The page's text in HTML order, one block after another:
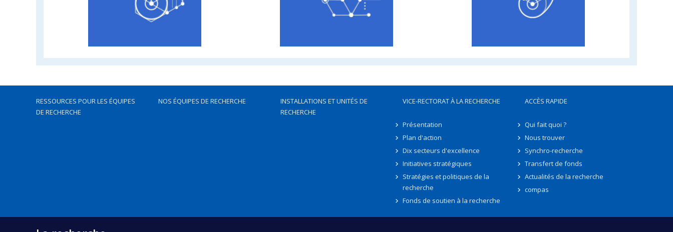
RESSOURCES POUR LES ÉQUIPES
DE RECHERCHE
NOS ÉQUIPES DE RECHERCHE
INSTALLATIONS ET UNITÉS DE
RECHERCHE
VICE-RECTORAT À LA RECHERCHE
Présentation
Plan d'action
Dix secteurs d'excellence
Initiatives stratégiques
Stratégies et politiques de la
recherche
Fonds de soutien à la recherche
ACCÈS RAPIDE
Qui fait quoi ?
Nous trouver
Synchro-recherche
Transfert de fonds
Actualités de la recherche
compas